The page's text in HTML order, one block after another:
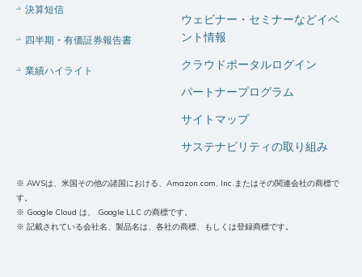
決算短信
四半期・有価証券報告書
業績ハイライト
ウェビナー・セミナーなどイベ
ント情報
クラウドポータルログイン
パートナープログラム
サイトマップ
サステナビリティの取り組み
※ AWSは、米国その他の諸国における、Amazon.com, Inc.またはその関連会社の商標で
す。
※ Google Cloud は、 Google LLC の商標です。
※ 記載されている会社名、製品名は、各社の商標、もしくは登録商標です。